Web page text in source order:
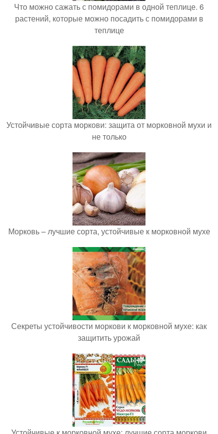
Что можно сажать с помидорами в одной теплице. 6
растений, которые можно посадить с помидорами в
теплице
Устойчивые сорта моркови: защита от морковной мухи и
не только
Морковь – лучшие сорта, устойчивые к морковной мухе
Секреты устойчивости моркови к морковной мухе: как
защитить урожай